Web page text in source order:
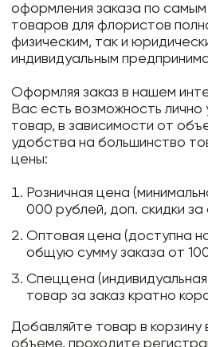
оформления заказа по
товаров для флористов
физическим, так и
индивидуальным
Оформляя заказ в нашем
Вас есть возможность лично
товар, в зависимости от
удобства на большинство
цены:
Розничная цена
000 рублей, доп. скидки
Оптовая цена (доступна
общую сумму заказа от
Спеццена
товар за заказ кратно
Добавляйте товар в корзину
объеме, проходите